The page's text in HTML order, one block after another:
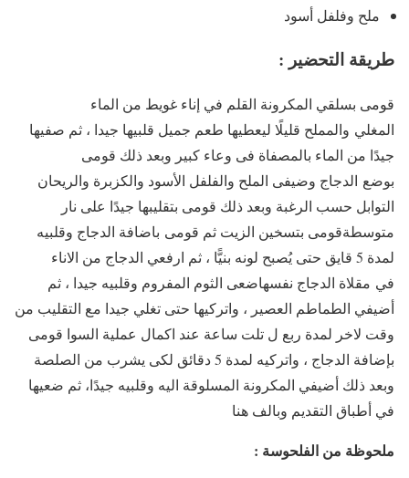
ملح وفلفل أسود
طريقة التحضير :
قومى بسلقي المكرونة القلم في إناء غويط من الماء
المغلي والمملح قليلًا ليعطيها طعم جميل قلبيها جيدا ، ثم صفيها
جيدًا من الماء بالمصفاة فى وعاء كبير وبعد ذلك قومى
بوضع الدجاج وضيفى الملح والفلفل الأسود والكزبرة والريحان
التوابل حسب الرغبة وبعد ذلك قومى بتقليبها جيدًا على نار
متوسطةقومى بتسخين الزيت ثم قومى باضافة الدجاج وقلبيه
لمدة 5 قايق حتى يُصبح لونه بنيًّا ، ثم ارفعي الدجاج من الاناء
في مقلاة الدجاج نفسهاضعى الثوم المفروم وقلبيه جيدا ، ثم
أضيفي الطماطم العصير ، واتركيها حتى تغلي جيدا مع التقليب من
وقت لاخر لمدة ربع ل تلت ساعة عند اكمال عملية السوا قومى
بإضافة الدجاج ، واتركيه لمدة 5 دقائق لكى يشرب من الصلصة
وبعد ذلك أضيفي المكرونة المسلوقة اليه وقلبيه جيدًا، ثم ضعيها
في أطباق التقديم وبالف هنا
ملحوظة من الفلحوسة :